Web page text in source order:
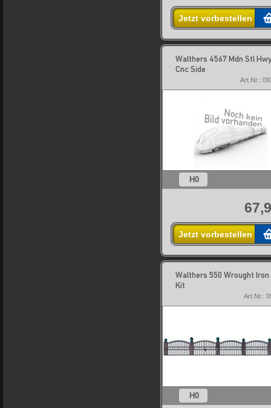
Jetzt vorbestellen
Walthers 4567 Mdn Stl
Cnc Side
Art.Nr.:
H0
Jetzt vorbestellen
Walthers 550 Wrought Iron
Kit
Art.Nr.:
H0